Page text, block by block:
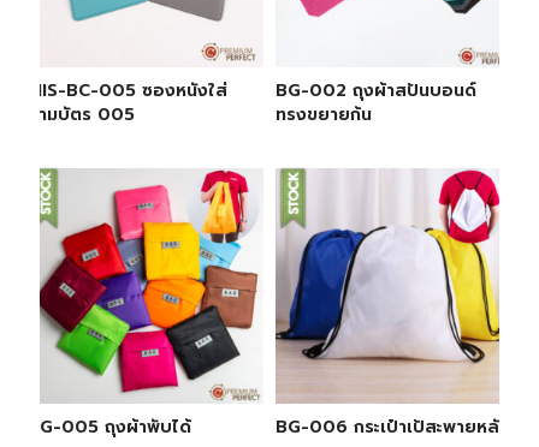
MIS-BC-005 ซองหนังใส่
นามบัตร 005
BG-002 ถุงผ้าสปันบอนด์
ทรงขยายก้น
BG-005 ถุงผ้าพับได้ BG-006 กระเป๋าเป้สะพายหลัง